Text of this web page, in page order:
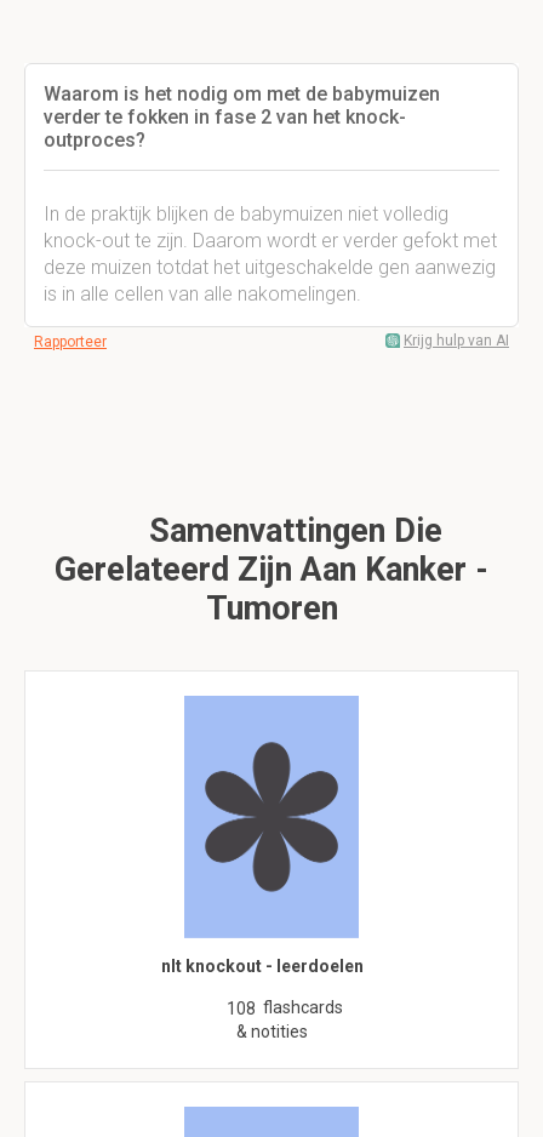
Waarom is het nodig om met de babymuizen
verder te fokken in fase 2 van het knock-
outproces?
In de praktijk blijken de babymuizen niet volledig
knock-out te zijn. Daarom wordt er verder gefokt met
deze muizen totdat het uitgeschakelde gen aanwezig
is in alle cellen van alle nakomelingen.
Rapporteer Krijg hulp van AI
Samenvattingen Die
Gerelateerd Zijn Aan Kanker -
Tumoren
nlt knockout - leerdoelen
108 flashcards
& notities